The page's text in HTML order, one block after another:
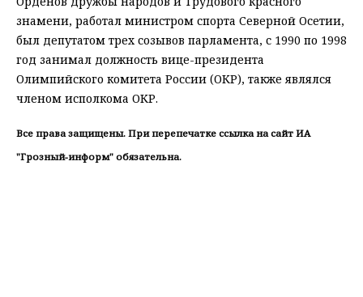
знамени, работал министром спорта Северной Осетии,
был депутатом трех созывов парламента, с 1990 по 1998
год занимал должность вице-президента
Олимпийского комитета России (ОКР), также являлся
членом исполкома ОКР.
Все права защищены. При перепечатке ссылка на сайт ИА
"Грозный-информ" обязательна.